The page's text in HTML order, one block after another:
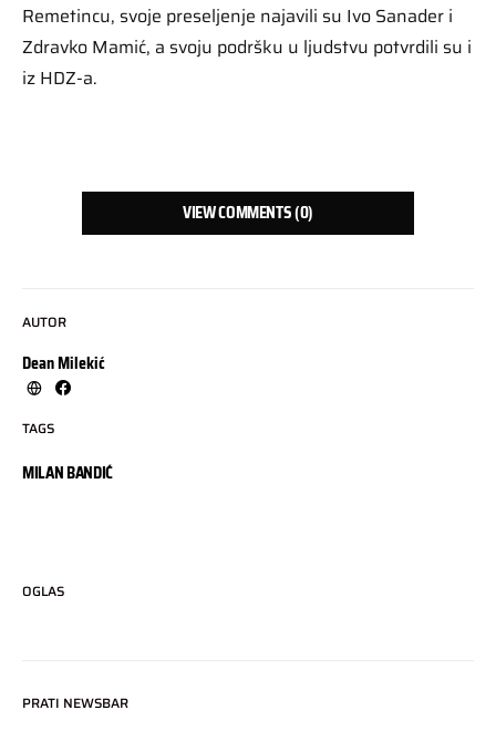
AUTOR
Dean Milekić
TAGS
MILAN BANDIĆ
Remetincu, svoje preseljenje najavili su Ivo Sanader i
Zdravko Mamić, a svoju podršku u ljudstvu potvrdili su i
iz HDZ-a.
VIEW COMMENTS (0)
OGLAS
PRATI NEWSBAR